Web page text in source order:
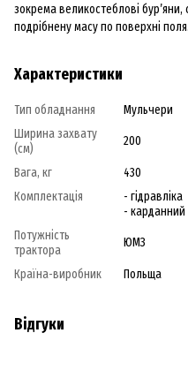
зокрема великостеблові
подрібнену масу по поверхні поля.
Характеристики
Тип обладнання
Мульчери
Ширина захвату
(см)
200
Вага, кг
430
Комплектація
- гідравліка
- карданний
Потужність
трактора
ЮМЗ
Країна-виробник Польща
Відгуки